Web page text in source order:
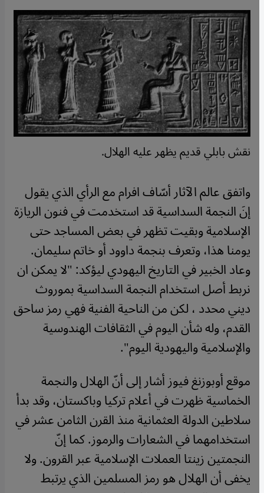
نقش بابلي قديم يظهر عليه الهلال.
واتفق عالم الآثار أسّاف افرام مع الرأي الذي يقول
إنَ النجمة السداسية قد استخدمت في فنون الريازة
الإسلامية وبقيت تظهر في بعض المساجد حتى
يومنا هذا، وتعرف بنجمة داوود أو خاتم سليمان.
وعاد الخبير في التاريخ اليهودي ليؤكد: "لا يمكن ان
نربط أصل استخدام النجمة السداسية بموروث
ديني محدد ، لكن من الناحية الفنية فهي رمز ساحق
القدم، وله شأن اليوم في الثقافات الهندوسية
والإسلامية واليهودية اليوم".
موقع أوبوزنغ فيوز أشار إلى أنّ الهلال والنجمة
الخماسية ظهرت في أعلام تركيا وباكستان، وقد بدأ
سلاطين الدولة العثمانية منذ القرن الثامن عشر في
استخدامهما في الشعارات والرموز. كما إنّ
النجمتين زينتا العملات الإسلامية عبر القرون. ولا
يخفى أن الهلال هو رمز المسلمين الذي يرتبط